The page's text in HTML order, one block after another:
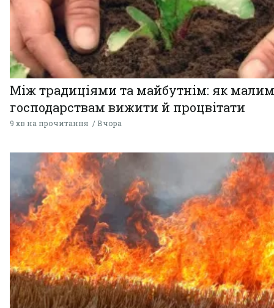
Між традиціями та майбутнім: як малим
господарствам вижити й процвітати
9 хв на прочитання Вчора